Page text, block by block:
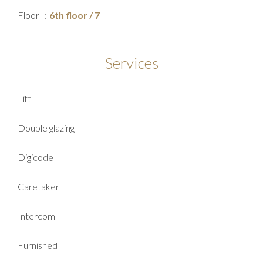
Floor 6th floor / 7
Services
Lift
Double glazing
Digicode
Caretaker
Intercom
Furnished